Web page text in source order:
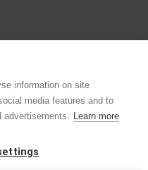
.Todos os direitos reservados.
information on site
media features and to
advertisements. Learn more